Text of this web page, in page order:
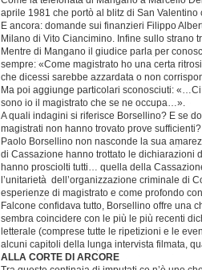
aprile 1981 che portò al blitz di San Valentino
E ancora: domande sui finanzieri Filippo
Milano di Vito Ciancimino. Infine sullo strano
Mentre di Mangano il giudice parla per
sempre: «Come magistrato ho una certa
che dicessi sarebbe azzardata o non
Ma poi aggiunge particolari sconosciuti:
sono io il magistrato che se ne occupa…».
A quali indagini si riferisce Borsellino? E se
magistrati non hanno trovato prove sufficienti?
Paolo Borsellino non nasconde la sua
di Cassazione hanno trottato le dichiarazioni
hanno prosciolti tutti… quella della
l’unitarietà dell’organizzazione criminale di
esperienze di magistrato e come profondo
Falcone confidava tutto, Borsellino offre una
sembra coincidere con le più le più recenti
letterale (comprese tutte le ripetizioni e le
alcuni capitoli della lunga intervista filmata,
ALLA CORTE DI ARCORE